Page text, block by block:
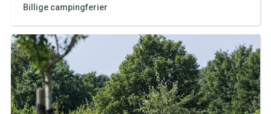
Billige campingferier